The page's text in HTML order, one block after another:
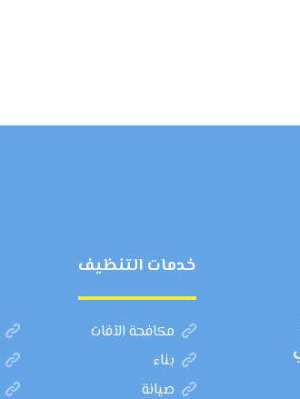
خدمات التنظيف
مكافحة الآفات
بناء
صيانة